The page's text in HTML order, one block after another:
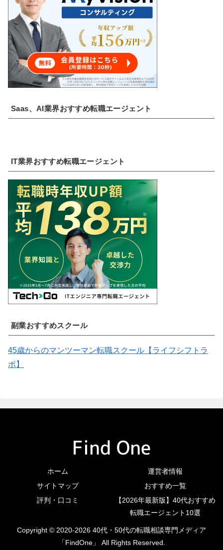
Saas、AI業界おすすめ転職エージェント
IT業界おすすめ転職エージェント
副業おすすめスクール
45歳からのマンツーマン転職スクール【ライフシフトラ
ボ】
ホーム
運営者情報
サイトマップ
おすすめ一覧
評判・口コミ
【2026年最新版】40代おすすめ
転職エージェント10選
Copyright © 2020-2026 40代・50代の転職相談専門メディア
「FindOne」 All Rights Reserved.